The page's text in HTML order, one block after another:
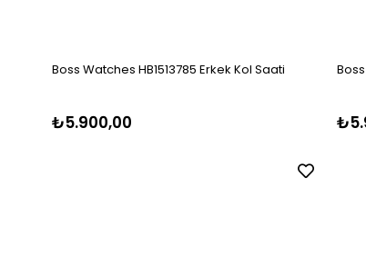
Boss Watches HB1513785 Erkek Kol Saati
₺5.900,00